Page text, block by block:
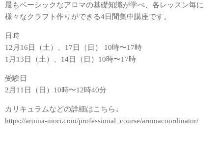
最もベーシックなアロマの基礎知識が学べ、各レッスン毎に
様々なクラフト作りができる4日間集中講座です。
日時
12月16日（土）、17日（日） 10時〜17時
1月13日（土）、14日（日）10時〜17時
受験日
2月11日（日）10時〜12時40分
カリキュラムなどの詳細はこちら↓
https://aroma-mori.com/professional_course/aromacoordinator/